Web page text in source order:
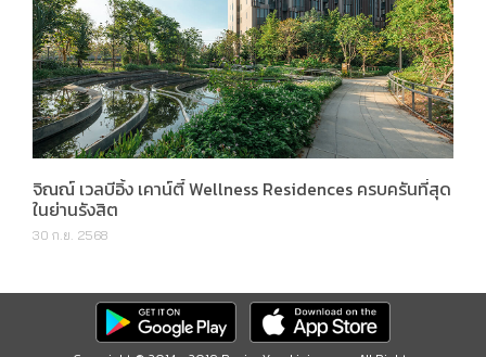
จิณณ์ เวลบีอิ้ง เคาน์ตี้ Wellness Residences ครบครันที่สุด
ในย่านรังสิต
30 ก.ย. 2568